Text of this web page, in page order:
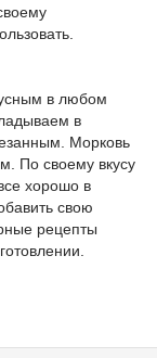
в любом
в
Морковь
По своему вкусу
хорошо в
свою
рецепты